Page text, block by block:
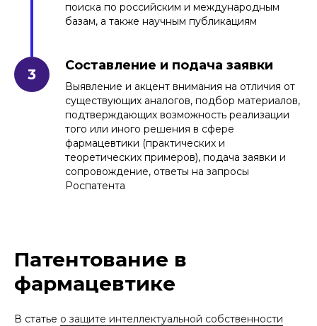
поиска по российским и международным
базам, а также научным публикациям
Составление и подача заявки
Выявление и акцент внимания на отличия от
существующих аналогов, подбор материалов,
подтверждающих возможность реализации
того или иного решения в сфере
фармацевтики (практических и
теоретических примеров), подача заявки и
сопровождение, ответы на запросы
Роспатента
Патентование в
фармацевтике
В статье о защите интеллектуальной собственности
АФОНИН АЛЕКСАНДР
ЛЕОНИДОВИЧ
Отправить
Патентный поверенный, адвокат,
аттестованный по специализации
"изобретения и полезные модели"
Отмечен в 2025 г.ИД Коммерсантъв
числе лучших юристов по защите
интеллектуальной собственности
Руководитель практики защиты
Нажимая кнопку «Отправить», вы даетесогласие